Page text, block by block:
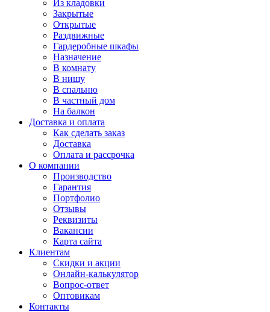
Из кладовки
Закрытые
Открытые
Раздвижные
Гардеробные шкафы
Назначение
В комнату
В нишу
В спальню
В частный дом
На балкон
Доставка и оплата
Как сделать заказ
Доставка
Оплата и рассрочка
О компании
Производство
Гарантия
Портфолио
Отзывы
Реквизиты
Вакансии
Карта сайта
Клиентам
Скидки и акции
Онлайн-калькулятор
Вопрос-ответ
Оптовикам
Контакты